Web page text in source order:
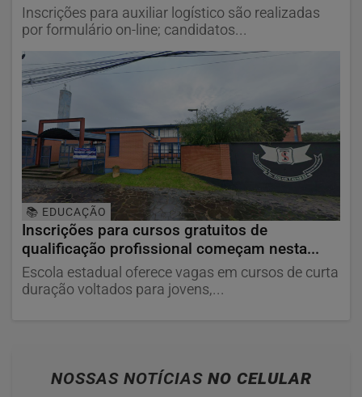
Inscrições para auxiliar logístico são realizadas
por formulário on-line; candidatos...
📚 EDUCAÇÃO
Inscrições para cursos gratuitos de
qualificação profissional começam nesta...
Escola estadual oferece vagas em cursos de curta
duração voltados para jovens,...
NOSSAS NOTÍCIAS NO CELULAR